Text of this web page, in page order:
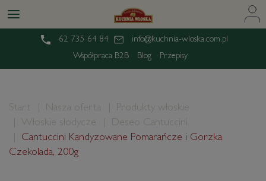
62 735 64 84
info@kuchnia-wloska.com.pl
Współpraca B2B
Blog Przepisy
Start Nasza oferta
Produkty włoskie
Włoskie słodycze
Deseo Cantuccini
Cantuccini Kandyzowane Pomarańcze i Gorzka
Czekolada, 200g